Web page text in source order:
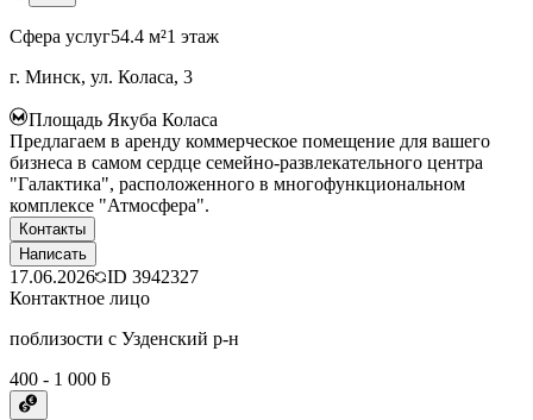
Сфера услуг54.4 м²1 этаж
г. Минск, ул. Коласа, 3
Площадь Якуба Коласа
Предлагаем в аренду коммерческое помещение для вашего
бизнеса в самом сердце семейно-развлекательного центра
"Галактика", расположенного в многофункциональном
комплексе "Атмосфера".
Контакты
Написать
17.06.2026 ID 3942327
Контактное лицо
поблизости с Узденский р-н
400 - 1 000 ƃ